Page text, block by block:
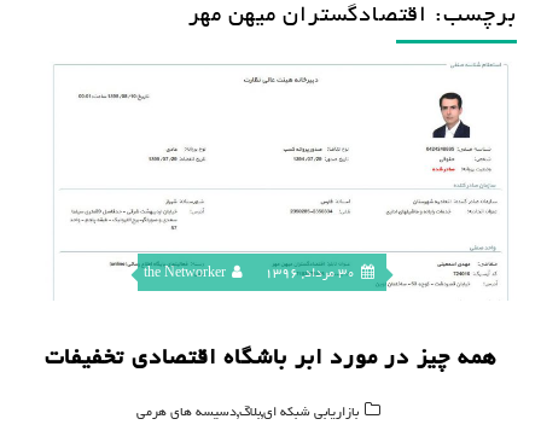
برچسب: اقتصادگستران میهن مهر
30 مرداد, 1396 the Networker
همه چیز در مورد ابر باشگاه اقتصادی تخفیفات
بازاریابی شبکه ای,بلاگ,دسیسه های هرمی